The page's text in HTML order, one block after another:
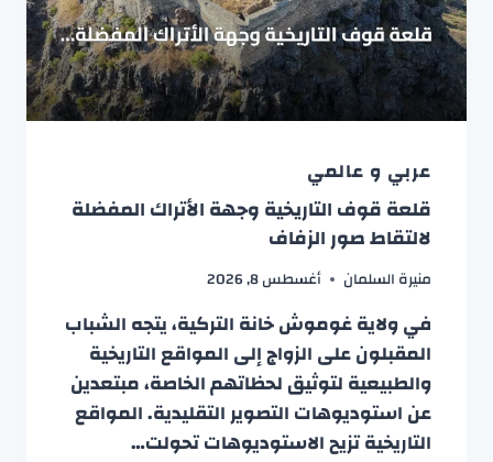
عربي و عالمي
قلعة قوف التاريخية وجهة الأتراك المفضلة
لالتقاط صور الزفاف
منيرة السلمان أغسطس 8, 2026
في ولاية غوموش خانة التركية، يتجه الشباب
المقبلون على الزواج إلى المواقع التاريخية
والطبيعية لتوثيق لحظاتهم الخاصة، مبتعدين
عن استوديوهات التصوير التقليدية. المواقع
التاريخية تزيح الاستوديوهات تحولت…